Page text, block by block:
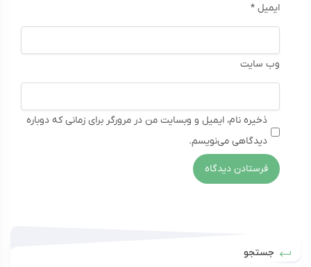
ایمیل *
وب‌ سایت
ذخیره نام، ایمیل و وبسایت من در مرورگر برای زمانی که دوباره
دیدگاهی می‌نویسم.
جستجو